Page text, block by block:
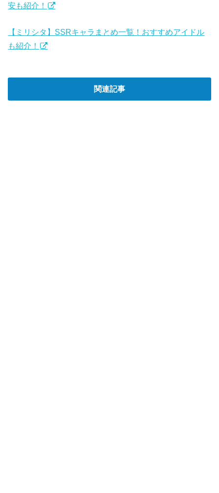
安も紹介！
【ミリシタ】SSRキャラまとめ一覧！おすすめアイドル
も紹介！
関連記事